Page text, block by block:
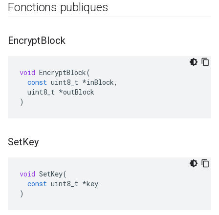
Fonctions publiques
EncryptBlock
void EncryptBlock(
const uint8_t *inBlock,
uint8_t *outBlock
)
SetKey
void SetKey(
const uint8_t *key
)